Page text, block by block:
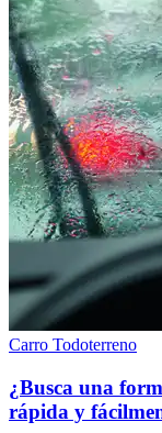
Carro Todoterreno
¿Busca una
rápida y